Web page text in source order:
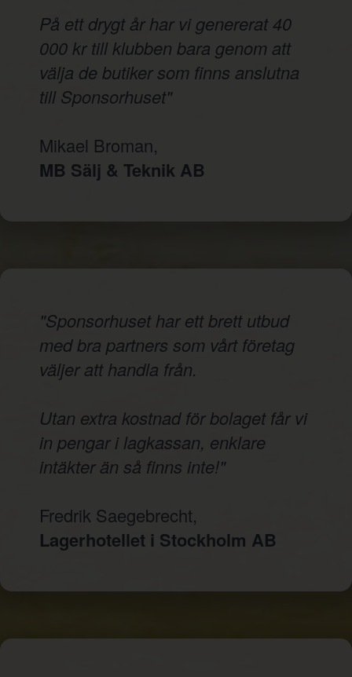
På ett drygt år har vi genererat 40
000 kr till klubben bara genom att
välja de butiker som finns anslutna
till Sponsorhuset"
Mikael Broman,
MB Sälj & Teknik AB
"Sponsorhuset har ett brett utbud
med bra partners som vårt företag
väljer att handla från.
Utan extra kostnad för bolaget får vi
in pengar i lagkassan, enklare
intäkter än så finns inte!"
Fredrik Saegebrecht,
Lagerhotellet i Stockholm AB